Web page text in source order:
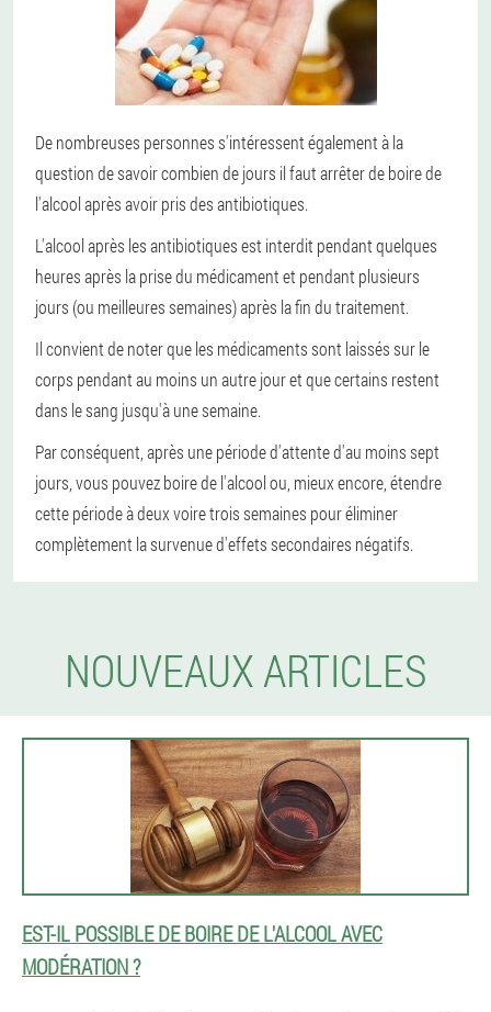
De nombreuses personnes s'intéressent également à la
question de savoir combien de jours il faut arrêter de boire de
l'alcool après avoir pris des antibiotiques.
L'alcool après les antibiotiques est interdit pendant quelques
heures après la prise du médicament et pendant plusieurs
jours (ou meilleures semaines) après la fin du traitement.
Il convient de noter que les médicaments sont laissés sur le
corps pendant au moins un autre jour et que certains restent
dans le sang jusqu'à une semaine.
Par conséquent, après une période d'attente d'au moins sept
jours, vous pouvez boire de l'alcool ou, mieux encore, étendre
cette période à deux voire trois semaines pour éliminer
complètement la survenue d'effets secondaires négatifs.
NOUVEAUX ARTICLES
EST-IL POSSIBLE DE BOIRE DE L'ALCOOL AVEC
MODÉRATION ?